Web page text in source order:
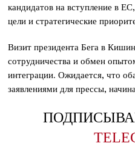
кандидатов на вступление в
цели и стратегические
Визит президента Бега в
сотрудничества и обмен
интеграции. Ожидается, что
заявлениями для прессы,